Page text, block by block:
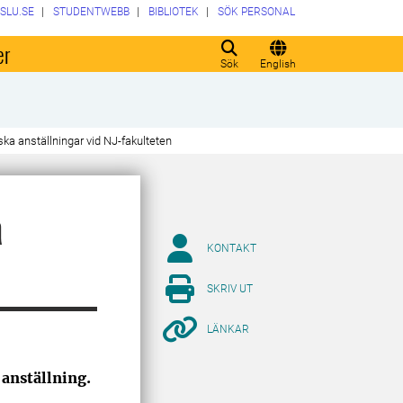
Sök English
SLU.SE STUDENTWEBB BIBLIOTEK SÖK PERSONAL
anställningar vid NJ-fakulteten
anställning.
KONTAKT
SKRIV UT
LÄNKAR